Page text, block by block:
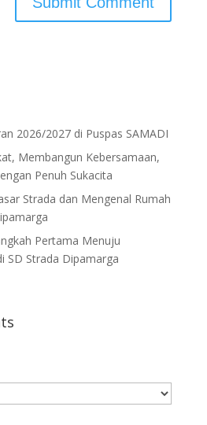
2026/2027 di Puspas SAMADI
Membangun Kebersamaan,
Penuh Sukacita
Strada dan Mengenal Rumah
Pertama Menuju
SD Strada Dipamarga